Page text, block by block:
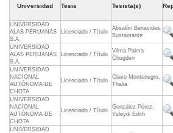
Universidad Tesis Tesista(s)
UNIVERSIDAD
ALAS PERUANAS
S.A.
Licenciado / Título
Absalón Benavides
Bustamante
UNIVERSIDAD
ALAS PERUANAS
S.A.
Licenciado / Título
Vilma Palma
Chugden
UNIVERSIDAD
NACIONAL
AUTÓNOMA DE
CHOTA
Licenciado / Título
Clavo Montenegro,
Thalia
UNIVERSIDAD
NACIONAL
AUTÓNOMA DE
CHOTA
Licenciado / Título
González Pérez,
Yuleydi Edith
UNIVERSIDAD